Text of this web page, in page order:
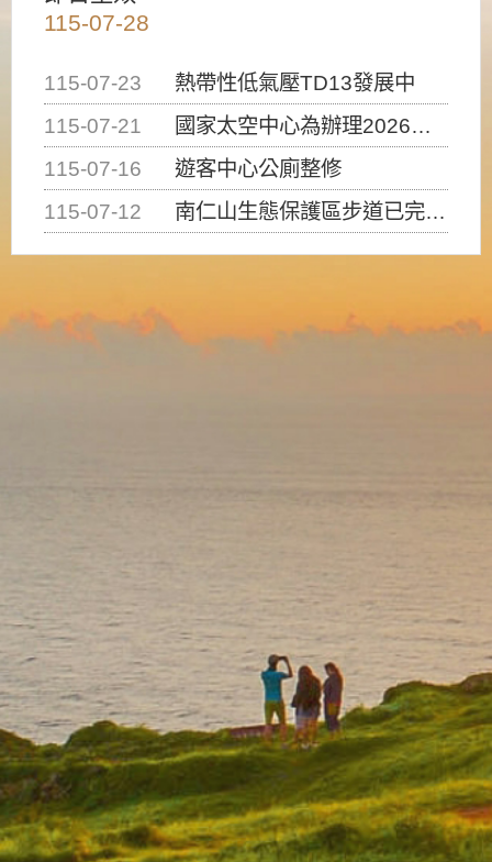
115-07-28
115-07-23
熱帶性低氣壓TD13發展中
115-07-21
國家太空中心為辦理2026台灣盃火箭競賽，陸、海、空域警戒及協調相關事宜，因颱風備案事宜
115-07-16
遊客中心公廁整修
115-07-12
南仁山生態保護區步道已完成修復，自115年7月13日（星期一）起恢復開放入園，歡迎民眾依規定申請入園....